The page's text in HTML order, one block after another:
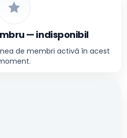
— indisponibil
de membri activă în acest